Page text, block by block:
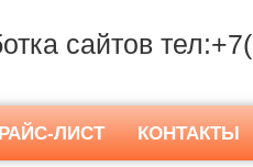
сайтов
ЛИСТ КОНТАКТЫ